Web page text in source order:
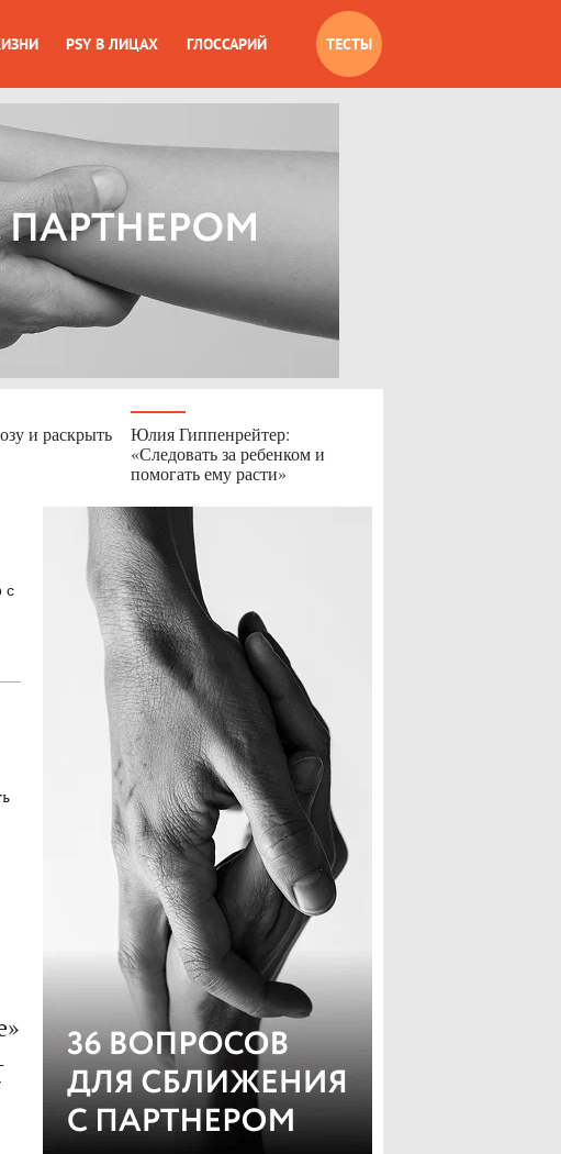
PSY В ЛИЦАХ ГЛОССАРИЙ ТЕСТЫ
и раскрыть
Юлия Гиппенрейтер:
«Следовать за ребенком и
помогать ему расти»
с